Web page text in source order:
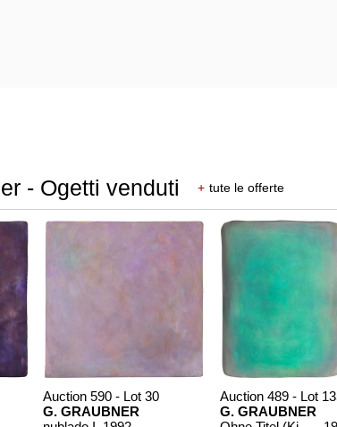
- Ogetti venduti + tute le offerte
Auction 590 - Lot 30
G. GRAUBNER
Auction 489 - Lot
G. GRAUBNER